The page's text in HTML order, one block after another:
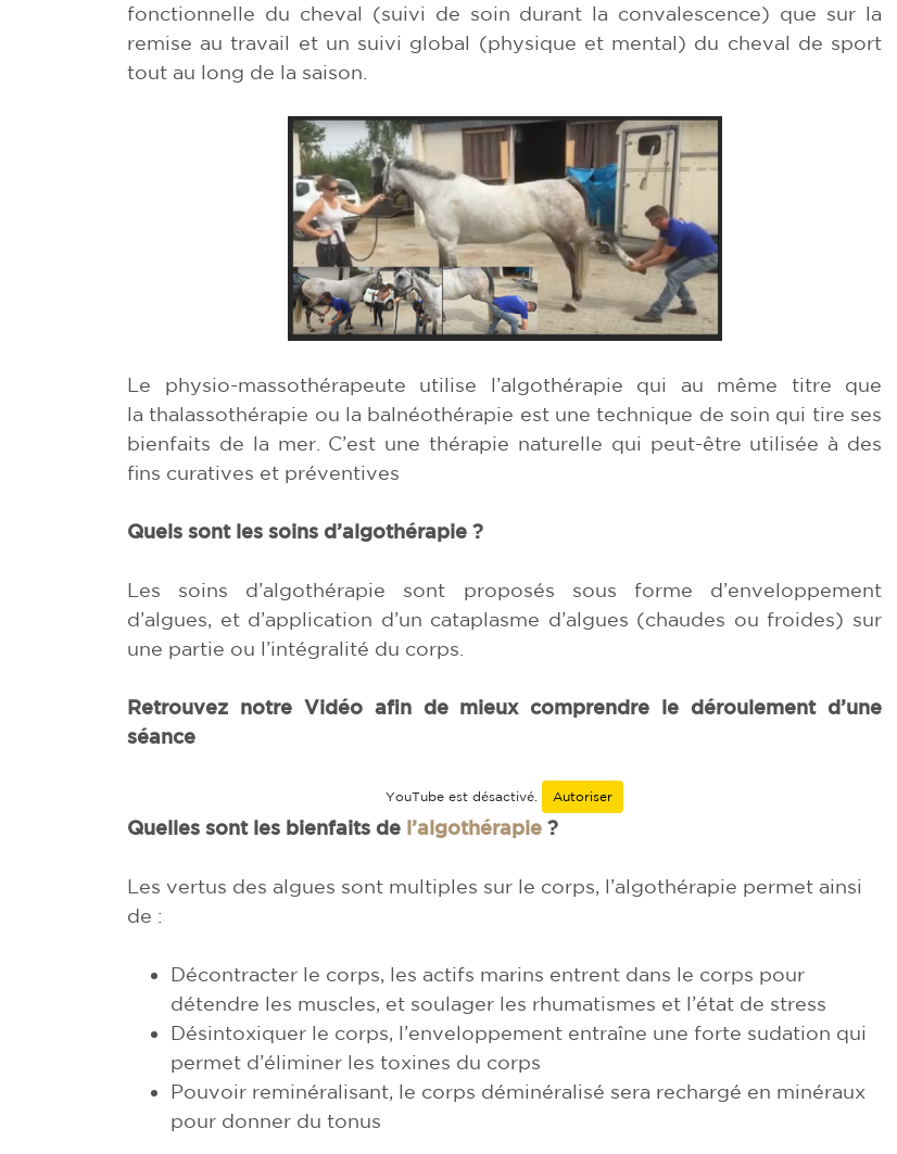
fonctionnelle du cheval (suivi de soin durant la convalescence) que sur la
remise au travail et un suivi global (physique et mental) du cheval de sport
tout au long de la saison.
Le physio-massothérapeute utilise l’algothérapie qui au même titre que
la thalassothérapie ou la balnéothérapie est une technique de soin qui tire ses
bienfaits de la mer. C’est une thérapie naturelle qui peut-être utilisée à des
fins curatives et préventives
Quels sont les soins d’algothérapie ?
Les soins d’algothérapie sont proposés sous forme d’enveloppement
d’algues, et d’application d’un cataplasme d’algues (chaudes ou froides) sur
une partie ou l’intégralité du corps.
Retrouvez notre Vidéo afin de mieux comprendre le déroulement d’une
séance
YouTube est désactivé. Autoriser
Quelles sont les bienfaits de l’algothérapie ?
Les vertus des algues sont multiples sur le corps, l’algothérapie permet ainsi
de :
Décontracter le corps, les actifs marins entrent dans le corps pour
détendre les muscles, et soulager les rhumatismes et l’état de stress
Désintoxiquer le corps, l’enveloppement entraîne une forte sudation qui
permet d’éliminer les toxines du corps
Pouvoir reminéralisant, le corps déminéralisé sera rechargé en minéraux
pour donner du tonus